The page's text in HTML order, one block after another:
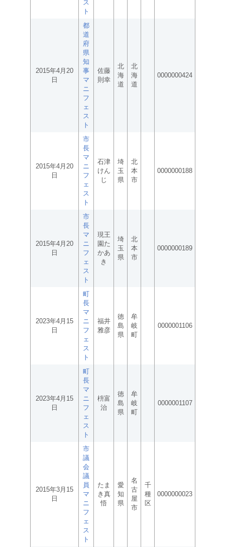
ス
ト
2015年4月20
日
都
道
府
県
知
事
マ
ニ
フ
ェ
ス
ト
佐藤
則幸
北
海
道
北
海
道
0000000424
2015年4月20
日
市
長
マ
ニ
フ
ェ
ス
ト
石津
けん
じ
埼
玉
県
北
本
市
0000000188
2015年4月20
日
市
長
マ
ニ
フ
ェ
ス
ト
現王
園た
かあ
き
埼
玉
県
北
本
市
0000000189
2023年4月15
日
町
長
マ
ニ
フ
ェ
ス
ト
福井
雅彦
徳
島
県
牟
岐
町
0000001106
2023年4月15
日
町
長
マ
ニ
フ
ェ
ス
ト
枡富
治
徳
島
県
牟
岐
町
0000001107
2015年3月15
日
市
議
会
議
員
マ
ニ
フ
ェ
ス
ト
たま
き真
悟
愛
知
県
名
古
屋
市
千
種
区
0000000023